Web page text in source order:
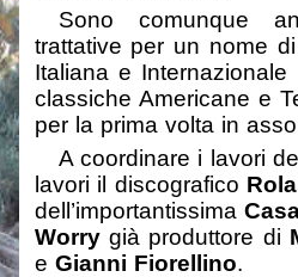
Sono comunque
trattative per un nome
Italiana e
classiche Americane e
per la prima volta in
A coordinare i lavori
lavori il discografico
dell’importantissima
Worrygià produttore di
e Gianni Fiorellino.